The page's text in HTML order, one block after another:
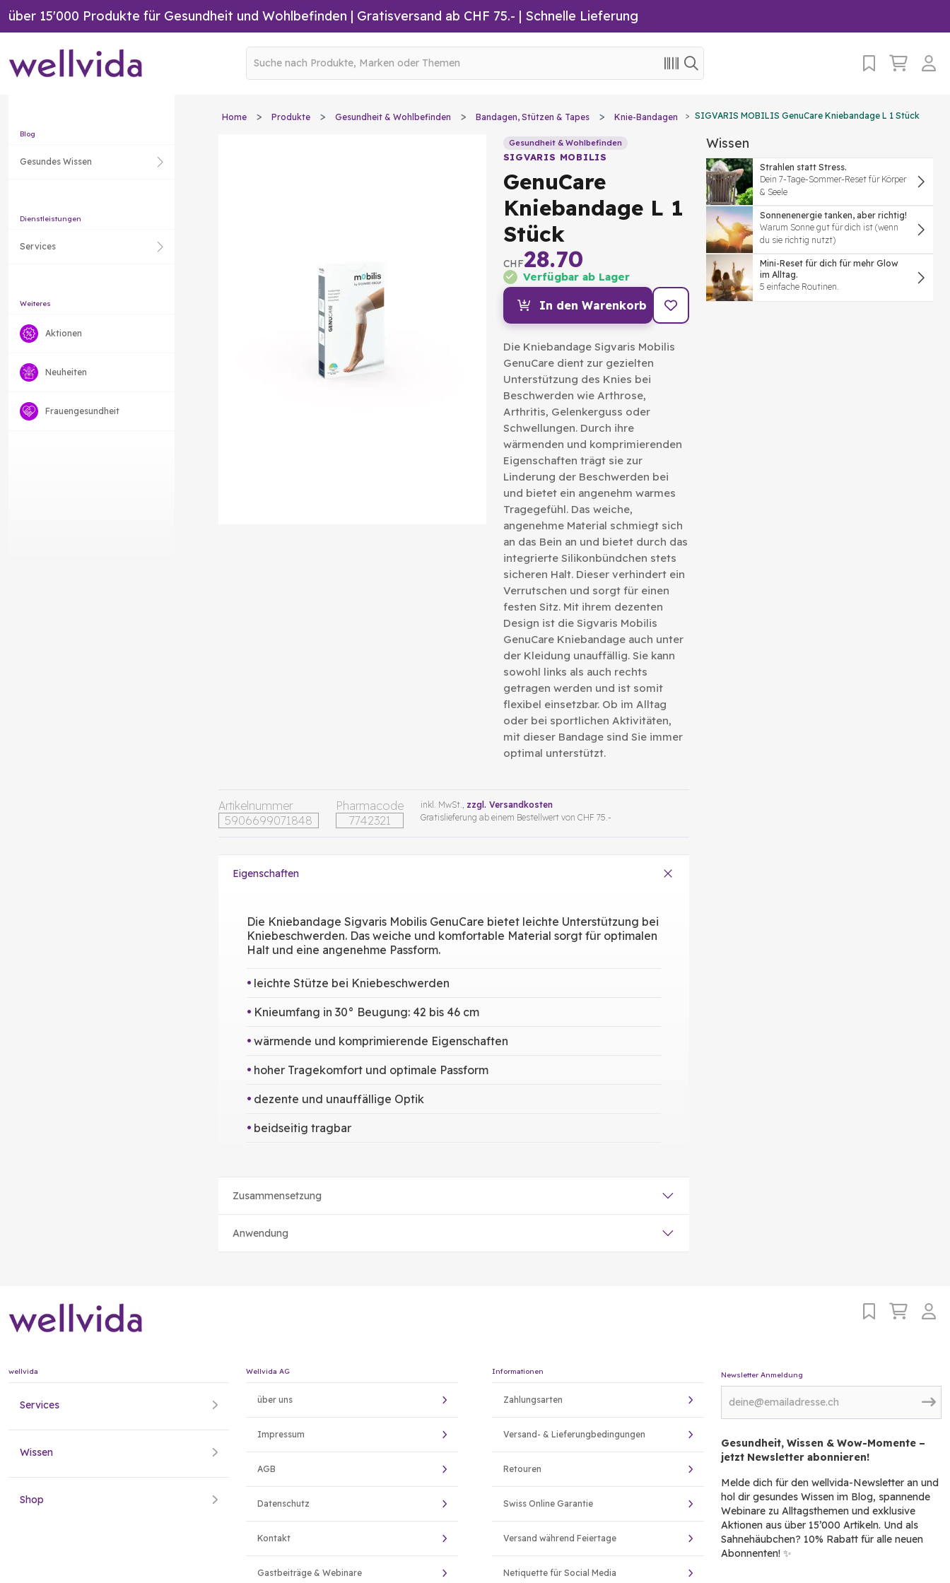
über 15'000 Produkte für Gesundheit und Wohlbefinden | Gratisversand ab CHF 75.- | Schnelle Lieferung
Blog
Gesundes Wissen
Dienstleistungen
Services
Weiteres
Aktionen
Neuheiten
Frauengesundheit
Home Produkte Gesundheit & Wohlbefinden Bandagen, Stützen & Tapes Knie-Bandagen SIGVARIS MOBILIS GenuCare Kniebandage L 1 Stück
Gesundheit & Wohlbefinden
SIGVARIS MOBILIS
GenuCare
Kniebandage L 1
Stück
CHF28.70
Verfügbar ab Lager
In den Warenkorb
Die Kniebandage Sigvaris Mobilis
GenuCare dient zur gezielten
Unterstützung des Knies bei
Beschwerden wie Arthrose,
Arthritis, Gelenkerguss oder
Schwellungen. Durch ihre
wärmenden und komprimierenden
Eigenschaften trägt sie zur
Linderung der Beschwerden bei
und bietet ein angenehm warmes
Tragegefühl. Das weiche,
angenehme Material schmiegt sich
an das Bein an und bietet durch das
integrierte Silikonbündchen stets
sicheren Halt. Dieser verhindert ein
Verrutschen und sorgt für einen
festen Sitz. Mit ihrem dezenten
Design ist die Sigvaris Mobilis
GenuCare Kniebandage auch unter
der Kleidung unauffällig. Sie kann
sowohl links als auch rechts
getragen werden und ist somit
flexibel einsetzbar. Ob im Alltag
oder bei sportlichen Aktivitäten,
mit dieser Bandage sind Sie immer
optimal unterstützt.
Artikelnummer
5906699071848
Pharmacode
7742321
inkl. MwSt., zzgl. Versandkosten
Gratislieferung ab einem Bestellwert von CHF 75.-
Eigenschaften
Die Kniebandage Sigvaris Mobilis GenuCare bietet leichte Unterstützung bei
Kniebeschwerden. Das weiche und komfortable Material sorgt für optimalen
Halt und eine angenehme Passform.
leichte Stütze bei Kniebeschwerden
Knieumfang in 30° Beugung: 42 bis 46 cm
wärmende und komprimierende Eigenschaften
hoher Tragekomfort und optimale Passform
dezente und unauffällige Optik
beidseitig tragbar
Zusammensetzung
Anwendung
Wissen
Strahlen statt Stress.
Dein 7-Tage-Sommer-Reset für Körper
& Seele
Sonnenenergie tanken, aber richtig!
Warum Sonne gut für dich ist (wenn
du sie richtig nutzt)
Mini-Reset für dich für mehr Glow
im Alltag.
5 einfache Routinen.
wellvida
Services
Wissen
Shop
Wellvida AG
über uns
Impressum
AGB
Datenschutz
Kontakt
Gastbeiträge & Webinare
Informationen
Zahlungsarten
Versand- & Lieferungbedingungen
Retouren
Swiss Online Garantie
Versand während Feiertage
Netiquette für Social Media
Newsletter Anmeldung
Gesundheit, Wissen & Wow-Momente –
jetzt Newsletter abonnieren!
Melde dich für den wellvida-Newsletter an und
hol dir gesundes Wissen im Blog, spannende
Webinare zu Alltagsthemen und exklusive
Aktionen aus über 15’000 Artikeln. Und als
Sahnehäubchen? 10% Rabatt für alle neuen
Abonnenten! ✨